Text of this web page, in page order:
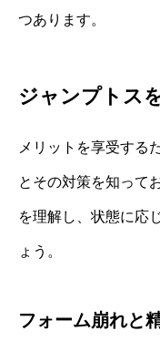
つあります。
ジャンプトス
メリットを享受する
とその対策を知って
を理解し、状態に応
ょう。
フォーム崩れと